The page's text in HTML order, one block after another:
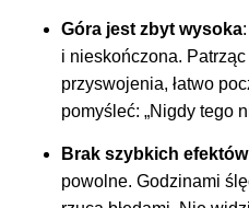
Góra jest zbyt wysoka
i nieskończona.
przyswojenia, łatwo
pomyśleć: „Nigdy tego
Brak szybkich efektów
powolne. Godzinami